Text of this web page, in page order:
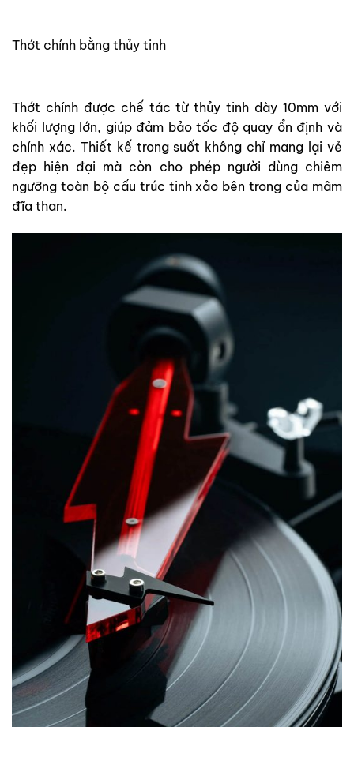
Thớt chính bằng thủy tinh
Thớt chính được chế tác từ thủy tinh dày 10mm với
khối lượng lớn, giúp đảm bảo tốc độ quay ổn định và
chính xác. Thiết kế trong suốt không chỉ mang lại vẻ
đẹp hiện đại mà còn cho phép người dùng chiêm
ngưỡng toàn bộ cấu trúc tinh xảo bên trong của mâm
đĩa than.